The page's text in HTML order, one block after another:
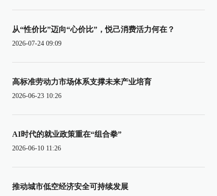
从“性价比”迈向“心价比”，悦己消费活力何在？
2026-07-24 09:09
高标准劳动力市场体系支撑未来产业培育
2026-06-23 10:26
AI时代的就业政策重在“组合拳”
2026-06-10 11:26
推动城市低空经济安全可持续发展